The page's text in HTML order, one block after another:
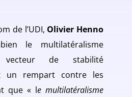
de l’UDI, Olivier Henno
le multilatéralisme
de stabilité
un rempart contre les
que « le multilatéralisme